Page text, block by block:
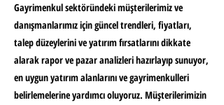
Gayrimenkul sektöründeki müşterilerimiz ve
danışmanlarımız için güncel trendleri, fiyatları,
talep düzeylerini ve yatırım fırsatlarını dikkate
alarak rapor ve pazar analizleri hazırlayıp sunuyor,
en uygun yatırım alanlarını ve gayrimenkulleri
belirlemelerine yardımcı oluyoruz. Müşterilerimizin